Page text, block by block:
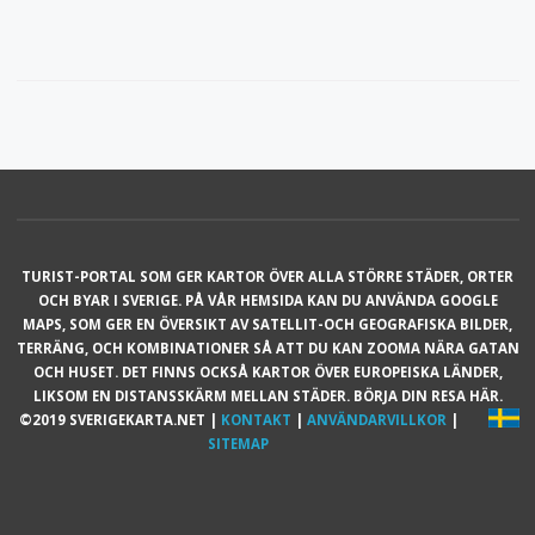
TURIST-PORTAL SOM GER KARTOR ÖVER ALLA STÖRRE STÄDER, ORTER
OCH BYAR I SVERIGE. PÅ VÅR HEMSIDA KAN DU ANVÄNDA GOOGLE
MAPS, SOM GER EN ÖVERSIKT AV SATELLIT-OCH GEOGRAFISKA BILDER,
TERRÄNG, OCH KOMBINATIONER SÅ ATT DU KAN ZOOMA NÄRA GATAN
OCH HUSET. DET FINNS OCKSÅ KARTOR ÖVER EUROPEISKA LÄNDER,
LIKSOM EN DISTANSSKÄRM MELLAN STÄDER. BÖRJA DIN RESA HÄR.
©2019 SVERIGEKARTA.NET | KONTAKT ANVÄNDARVILLKOR|
SITEMAP